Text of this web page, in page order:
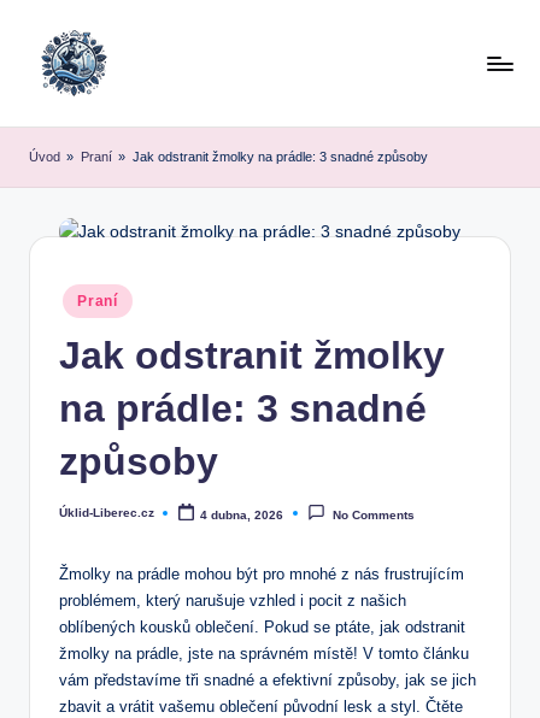
Úvod » Praní » Jak odstranit žmolky na prádle: 3 snadné způsoby
Posted
in
Praní
Jak odstranit žmolky
na prádle: 3 snadné
způsoby
Posted
Úklid-Liberec.cz 4 dubna, 2026 No Comments
Žmolky na‌ prádle ⁤mohou být pro mnohé z ⁤nás frustrujícím⁣
problémem, který narušuje ‌vzhled i pocit z našich
oblíbených kousků oblečení. Pokud se ptáte, jak odstranit
žmolky na prádle, jste ⁢na správném místě! V tomto článku
vám představíme tři snadné a efektivní způsoby, jak se jich
zbavit a vrátit ⁣vašemu oblečení původní lesk a‍ styl. Čtěte